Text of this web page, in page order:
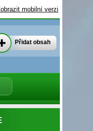
mobilní verzi
Přidat obsah